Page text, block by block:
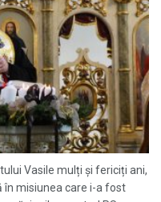
Vasile mulți și fericiți ani,
în misiunea care i-a fost